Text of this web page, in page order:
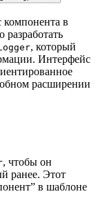
компонента в
, который
Интерфейс
расширении
, чтобы он
ранее. Этот
в шаблоне